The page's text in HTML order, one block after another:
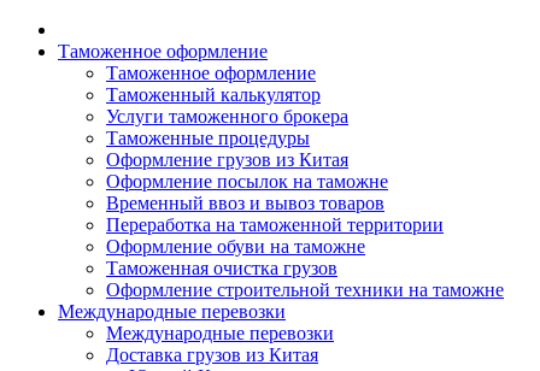
Таможенное оформление
Таможенное оформление
Таможенный калькулятор
Услуги таможенного брокера
Таможенные процедуры
Оформление грузов из Китая
Оформление посылок на таможне
Временный ввоз и вывоз товаров
Переработка на таможенной территории
Оформление обуви на таможне
Таможенная очистка грузов
Оформление строительной техники на таможне
Международные перевозки
Международные перевозки
Доставка грузов из Китая